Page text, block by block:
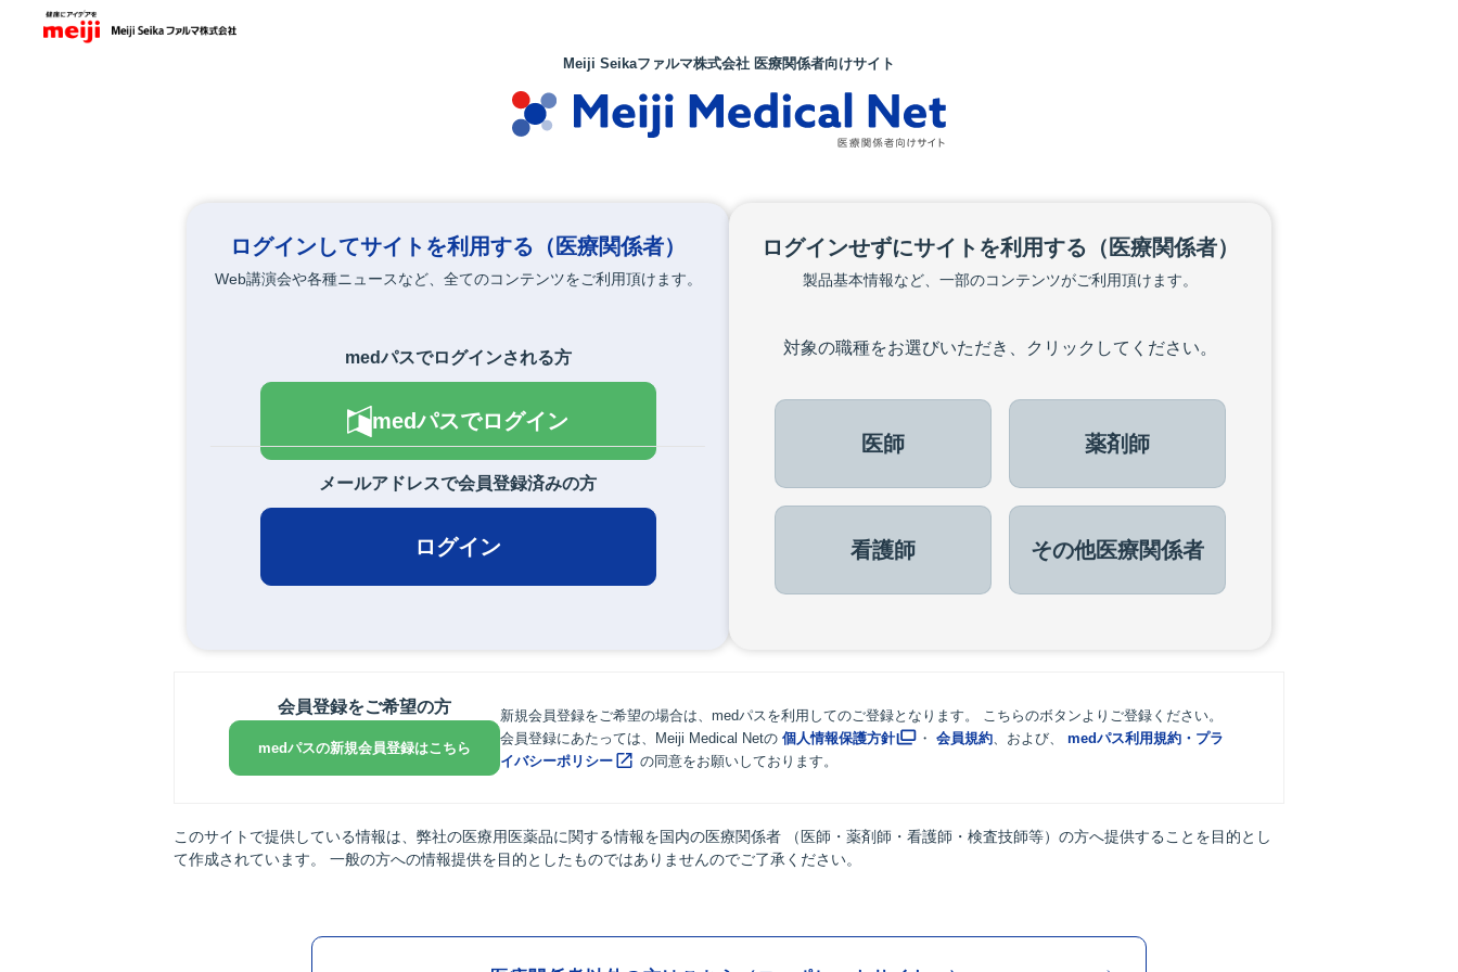
Meiji Seikaファルマ株式会社 医療関係者向けサイト
ログインしてサイトを利用する （医療関係者）
Web講演会や各種ニュースなど、全てのコンテンツをご利用頂けます。
medパスでログインされる方
medパスでログイン
メールアドレスで会員登録済みの方
ログイン
ログインせずにサイトを利用する （医療関係者）
製品基本情報など、一部のコンテンツがご利用頂けます。
対象の職種をお選びいただき、クリックしてください。
医師 薬剤師
看護師 その他医療関係者
会員登録をご希望の方
medパスの新規会員登録はこちら
新規会員登録をご希望の場合は、medパスを利用してのご登録となります。 こちらのボタンよりご登録ください。
会員登録にあたっては、Meiji Medical Netの 個人情報保護方針 ・ 会員規約、および、 medパス利用規約・プラ
イバシーポリシー
の同意をお願いしております。
このサイトで提供している情報は、弊社の医療用医薬品に関する情報を国内の医療関係者 （医師・薬剤師・看護師・検査技師等）の方へ提供することを目的とし
て作成されています。 一般の方への情報提供を目的としたものではありませんのでご了承ください。